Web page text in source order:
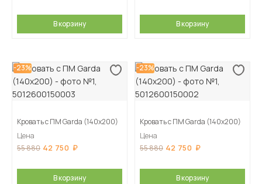
В корзину В корзину
-23%
Кровать с ПМ Garda (140х200)
Цена
55 880 42 750
В корзину
-23%
Кровать с ПМ Garda (140х200)
Цена
55 880 42 750
В корзину